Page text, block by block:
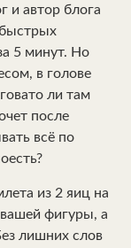
и автор блога
5 минут. Но
в голове
ли там
после
всё по
из 2 яиц на
фигуры, а
лишних слов